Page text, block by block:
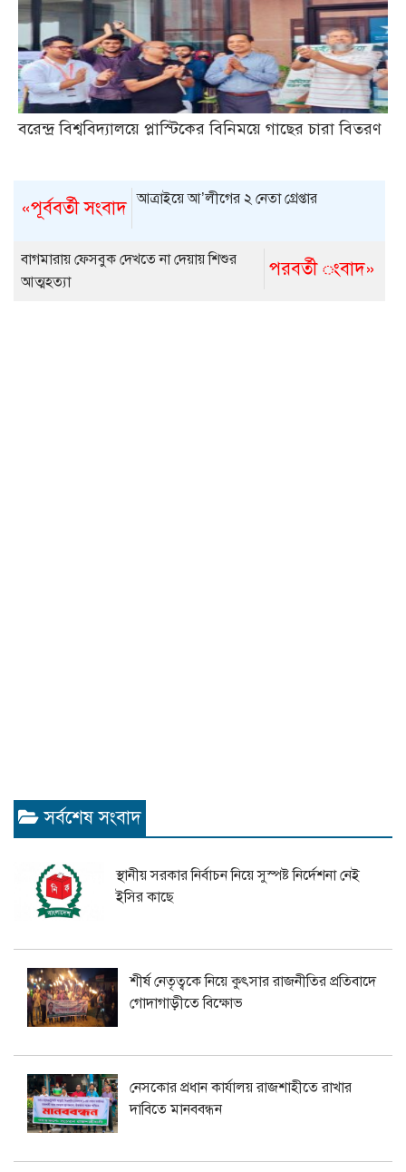
বরেন্দ্র বিশ্ববিদ্যালয়ে প্লাস্টিকের বিনিময়ে গাছের চারা বিতরণ
«পূর্ববর্তী সংবাদ আত্রাইয়ে আ’লীগের ২ নেতা গ্রেপ্তার
পরবর্তী ংবাদ»
বাগমারায় ফেসবুক দেখতে না দেয়ায় শিশুর
আত্মহত্যা
সর্বশেষ সংবাদ
স্থানীয় সরকার নির্বাচন নিয়ে সুস্পষ্ট নির্দেশনা নেই
ইসির কাছে
শীর্ষ নেতৃত্বকে নিয়ে কুৎসার রাজনীতির প্রতিবাদে
গোদাগাড়ীতে বিক্ষোভ
নেসকোর প্রধান কার্যালয় রাজশাহীতে রাখার
দাবিতে মানববন্ধন